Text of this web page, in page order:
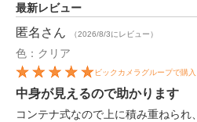
最新レビュー
匿名 さん （2026/8/3にレビュー）
色：クリア
ビックカメラグループで購入
中身が見えるので助かります
コンテナ式なので上に積み重ねられ